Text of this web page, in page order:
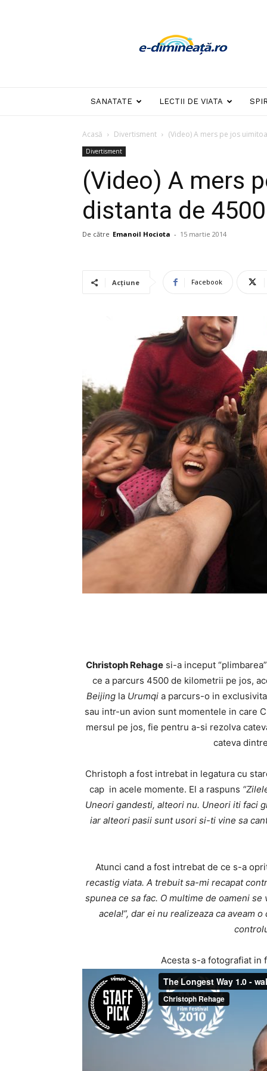
dimineata
SANATATE LECTII DE VIATA
Acasă Divertisment (Video) A mers pe jos
Divertisment
(Video) A mers
distanta de
De către Emanoil Hociota - 15 martie 2014
Acțiune Facebook
Christoph Rehagesi-a inceput
ce a parcurs 4500 de kilometrii pe jos,
Beijing la Urumqi a parcurs-o in
sau intr-un avion sunt momentele in care
mersul pe jos, fie pentru a-si rezolva
cateva
Christoph a fost intrebat in legatura cu
cap in acele momente. El a raspuns
Uneori gandesti, alteori nu. Uneori iti faci
iar alteori pasii sunt usori si-ti vine sa
Atunci cand a fost intrebat de ce s-a
recastig viata. A trebuit sa-mi recapat
spunea ce sa fac. O multime de oameni
acela!”, dar ei nu realizeaza ca aveam
Acesta s-a fotografiat in